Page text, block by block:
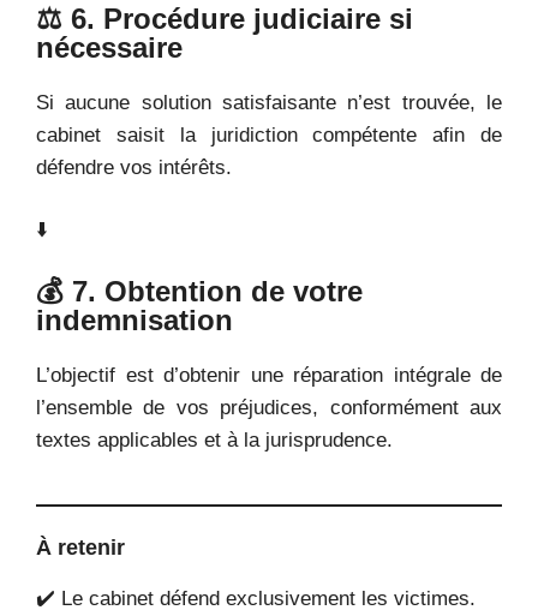
⚖️ 6. Procédure judiciaire si
nécessaire
Si aucune solution satisfaisante n’est trouvée, le
cabinet saisit la juridiction compétente afin de
défendre vos intérêts.
⬇️
💰 7. Obtention de votre
indemnisation
L’objectif est d’obtenir une réparation intégrale de
l’ensemble de vos préjudices, conformément aux
textes applicables et à la jurisprudence.
À retenir
✔️ Le cabinet défend exclusivement les victimes.